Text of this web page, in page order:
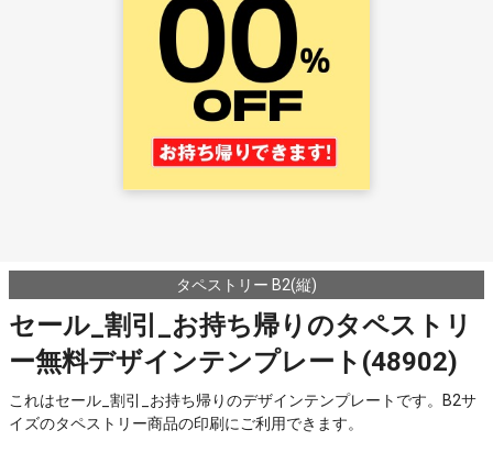
タペストリー B2(縦)
セール_割引_お持ち帰りのタペストリ
ー無料デザインテンプレート(48902)
これはセール_割引_お持ち帰りのデザインテンプレートです。B2サ
イズのタペストリー商品の印刷にご利用できます。